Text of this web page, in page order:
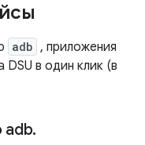
adb , приложения
DSU в один клик (в
adb.